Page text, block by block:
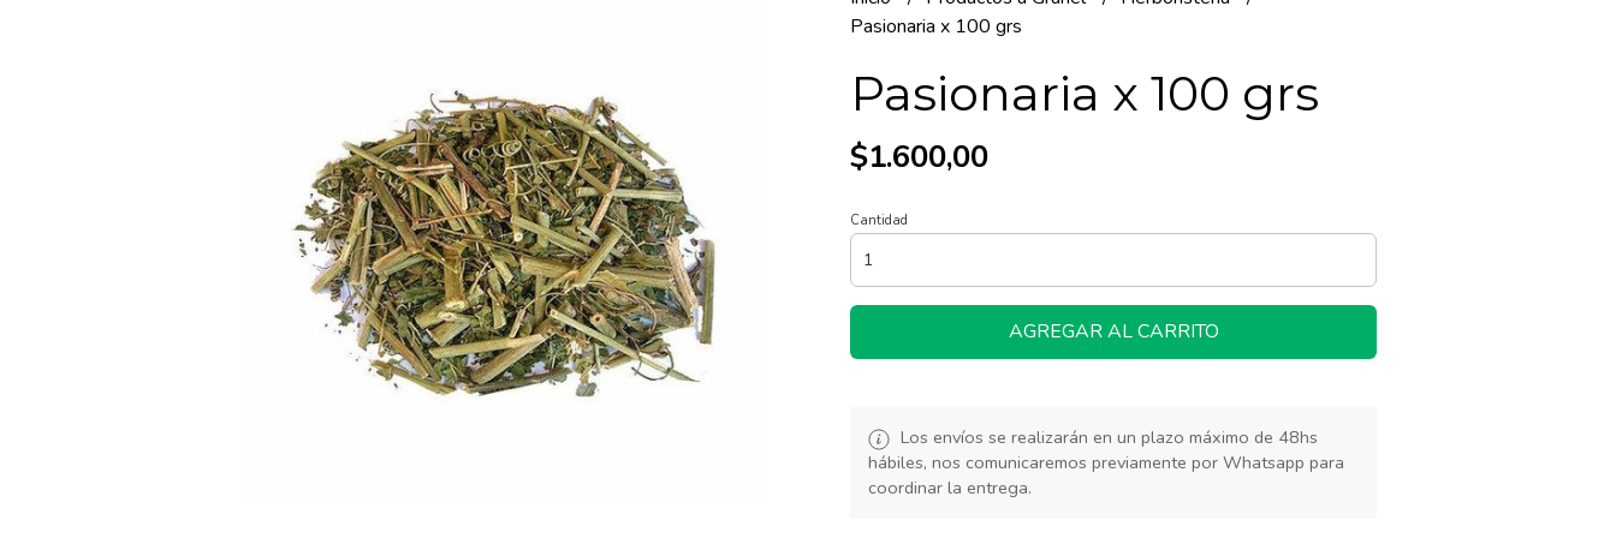
Pasionaria x 100 grs
Pasionaria x 100 grs
$1.600,00
Cantidad
AGREGAR AL CARRITO
Los envíos se realizarán en un plazo máximo de 48hs
hábiles, nos comunicaremos previamente por Whatsapp para
coordinar la entrega.